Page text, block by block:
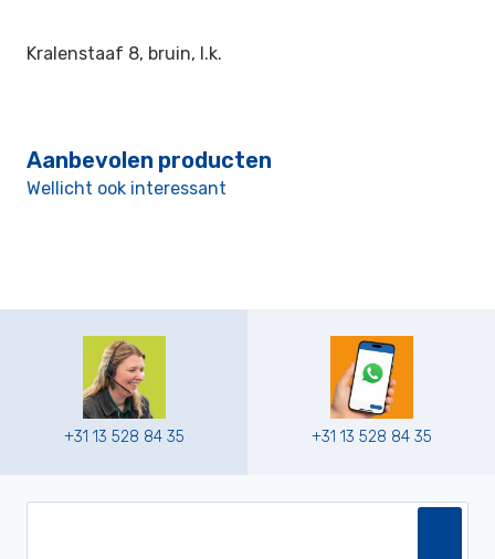
Kralenstaaf 8, bruin, l.k.
Aanbevolen producten
Wellicht ook interessant
+31 13 528 84 35 +31 13 528 84 35